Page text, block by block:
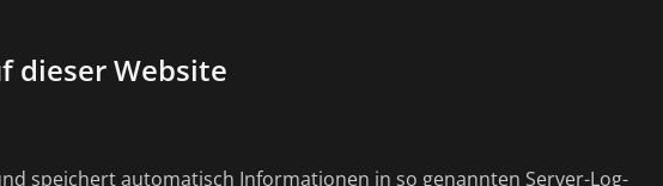
dieser Website
speichert automatisch Informationen in so genannten Server-Log-